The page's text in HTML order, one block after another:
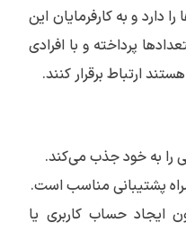
دارد و به کارفرمایان این
پرداخته و با افرادی
ارتباط برقرار کنند.
را به خود جذب می‌کند.
پشتیبانی مناسب است.
حساب کاربری یا